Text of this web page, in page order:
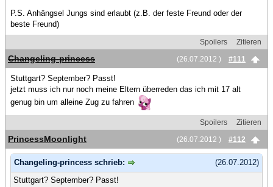
P.S. Anhängsel Jungs sind erlaubt (z.B. der feste Freund oder der
beste Freund)
Spoilers
Zitieren
(26.07.2012 )
#111
Changeling-princess
Stuttgart? September? Passt!
jetzt muss ich nur noch meine Eltern überreden das ich mit 17 alt
genug bin um alleine Zug zu fahren
Spoilers
Zitieren
(26.07.2012 )
#112
PrincessMoonlight
(26.07.2012)
Changeling-princess schrieb:
Stuttgart? September? Passt!